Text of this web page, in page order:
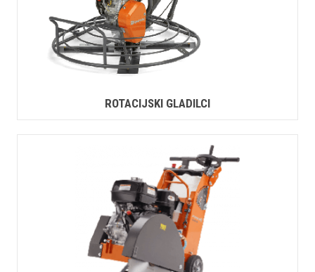
ROTACIJSKI GLADILCI